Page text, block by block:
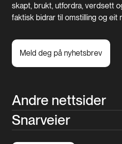
skapt, brukt, utfordra, verdsett
faktisk bidrar til omstilling og eit
Meld deg på nyhetsbrev
Andre nettsider
Snarveier